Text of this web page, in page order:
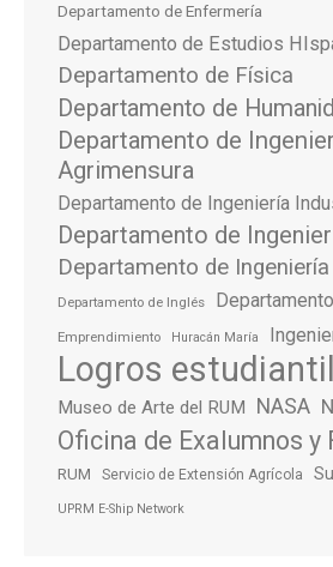
Departamento de Enfermería
Departamento de Estudios
Departamento de Física
Departamento de
Departamento de
Agrimensura
Departamento de Ingeniería
Departamento de
Departamento de
Departamento de Inglés
Emprendimiento Huracán María
Logros
Museo de Arte del RUM NASA
Oficina de Exalumnos y
RUM Servicio de Extensión Agrícola
UPRM E-Ship Network